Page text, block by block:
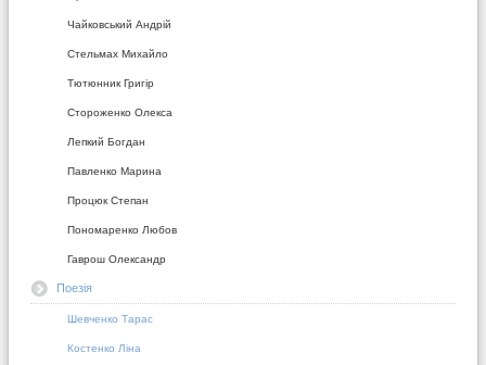
Чайковський Андрій
Стельмах Михайло
Тютюнник Григір
Стороженко Олекса
Лепкий Богдан
Павленко Марина
Процюк Степан
Пономаренко Любов
Гаврош Олександр
Поезія
Шевченко Тарас
Костенко Ліна